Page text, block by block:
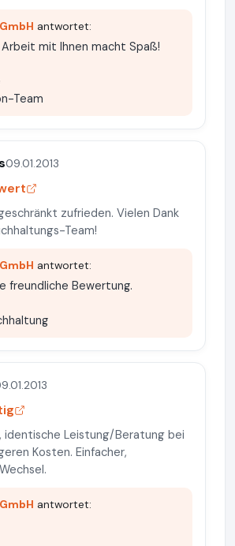
antwortet:
mit Ihnen macht Spaß!
Team
09.01.2013
zufrieden. Vielen Dank
Team!
antwortet:
freundliche Bewertung.
identische Leistung/Beratung bei
Kosten. Einfacher,
antwortet: